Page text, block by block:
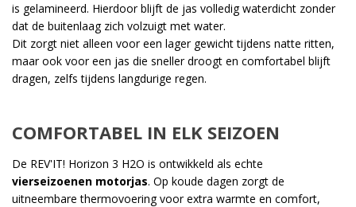
is gelamineerd. Hierdoor blijft de jas volledig waterdicht zonder
dat de buitenlaag zich volzuigt met water.
Dit zorgt niet alleen voor een lager gewicht tijdens natte ritten,
maar ook voor een jas die sneller droogt en comfortabel blijft
dragen, zelfs tijdens langdurige regen.
COMFORTABEL IN ELK SEIZOEN
De REV'IT! Horizon 3 H2O is ontwikkeld als echte
vierseizoenen motorjas. Op koude dagen zorgt de
uitneembare thermovoering voor extra warmte en comfort,